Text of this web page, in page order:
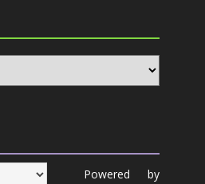
Powered by